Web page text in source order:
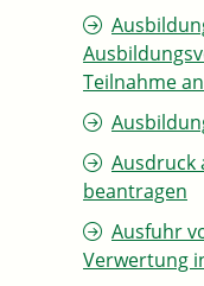
Teilnahme
Ausdruck
beantragen
Ausfuhr
Verwertung